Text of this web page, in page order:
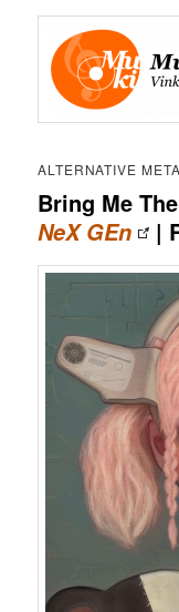
ALTERNATIVE
Bring Me
NeX GEn
|